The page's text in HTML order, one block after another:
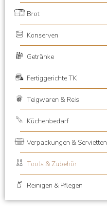
Brot
Konserven
Getränke
Fertiggerichte TK
Teigwaren & Reis
Küchenbedarf
Verpackungen & Servietten
Tools & Zubehör
Reinigen & Pflegen